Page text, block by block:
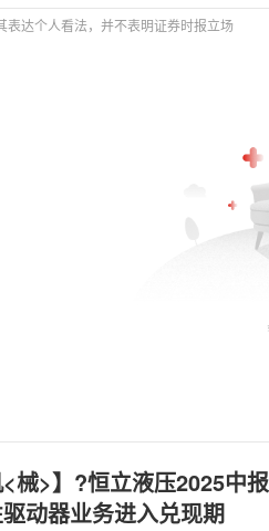
表达个人看法，并不表明证券时报立场
<械>】?恒立液压2025中
动器业务进入兑现期